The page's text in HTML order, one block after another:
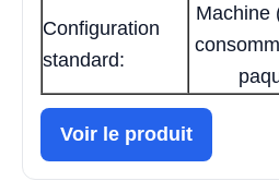
Configuration
standard:
Machine
Voir le produit